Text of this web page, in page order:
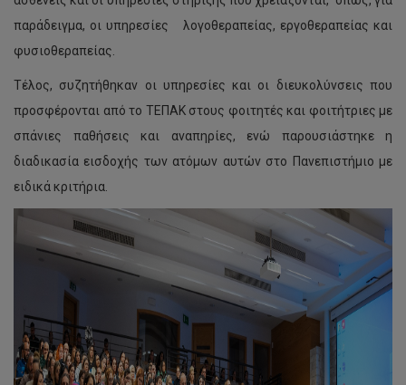
παράδειγμα, οι υπηρεσίες λογοθεραπείας, εργοθεραπείας και
φυσιοθεραπείας.
Τέλος, συζητήθηκαν οι υπηρεσίες και οι διευκολύνσεις που
προσφέρονται από το ΤΕΠΑΚ στους φοιτητές και φοιτήτριες με
σπάνιες παθήσεις και αναπηρίες, ενώ παρουσιάστηκε η
διαδικασία εισδοχής των ατόμων αυτών στο Πανεπιστήμιο με
ειδικά κριτήρια.